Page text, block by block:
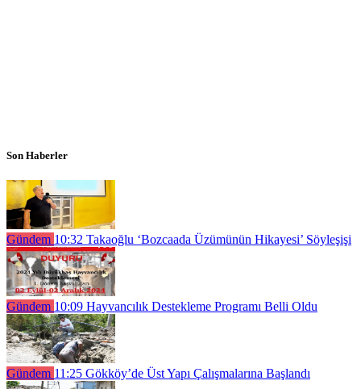
Son Haberler
Gündem 10:32 Takaoğlu ‘Bozcaada Üzümünün Hikayesi’ Söyleşişi
Gündem 10:09 Hayvancılık Destekleme Programı Belli Oldu
Gündem 11:25 Gökköy’de Üst Yapı Çalışmalarına Başlandı